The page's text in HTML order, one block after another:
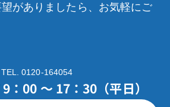
がありましたら、お気軽にご
TEL. 0120-164054
00 ～ 17：30（平日）